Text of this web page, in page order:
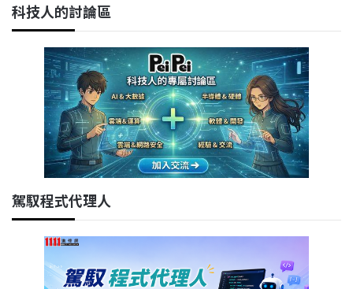
科技人的討論區
駕馭程式代理人